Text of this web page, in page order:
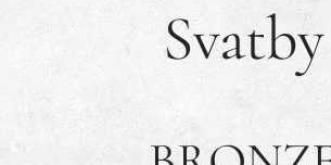
Svatby